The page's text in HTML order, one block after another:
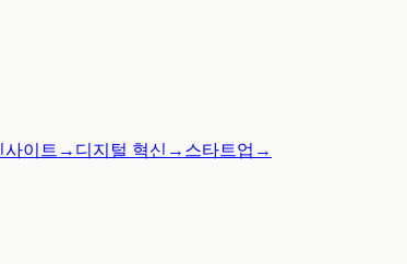
사이트 → 디지털 혁신 → 스타트업 →